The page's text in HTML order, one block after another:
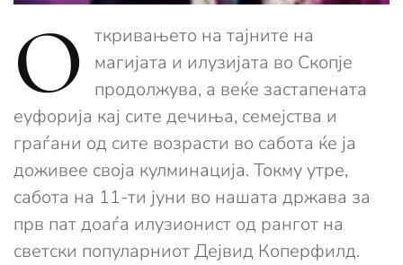
О ткривањето на тајните на
магијата и илузијата во Скопје
продолжува, а веќе застапената
еуфорија кај сите дечиња, семејства и
граѓани од сите возрасти во сабота ќе ја
доживее своја кулминација. Токму утре,
сабота на 11-ти јуни во нашата држава за
прв пат доаѓа илузионист од рангот на
светски популарниот Дејвид Коперфилд.